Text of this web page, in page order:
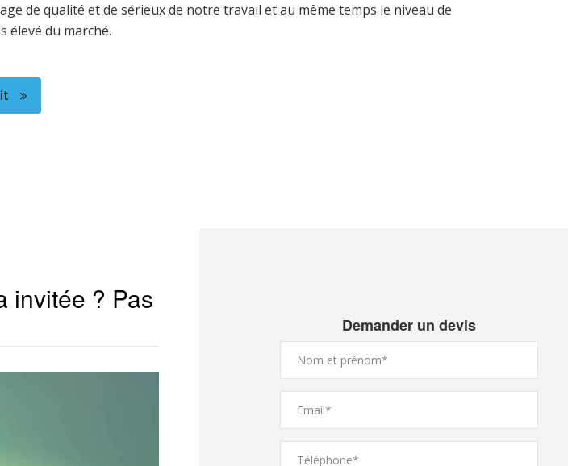
de qualité et de sérieux de notre travail et au même temps le niveau de
élevé du marché.
invitée ? Pas
Demander un devis